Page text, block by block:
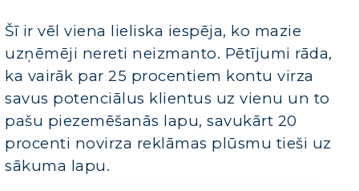
Šī ir vēl viena lieliska iespēja, ko mazie
uzņēmēji nereti neizmanto. Pētījumi rāda,
ka vairāk par 25 procentiem kontu virza
savus potenciālus klientus uz vienu un to
pašu piezemēšanās lapu, savukārt 20
procenti novirza reklāmas plūsmu tieši uz
sākuma lapu.